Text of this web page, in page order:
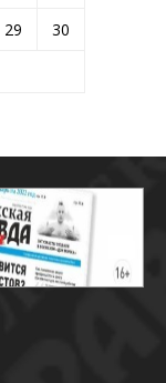
29
30